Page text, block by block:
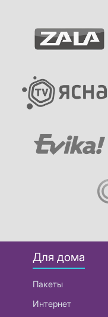
Для дома
Пакеты
Интернет